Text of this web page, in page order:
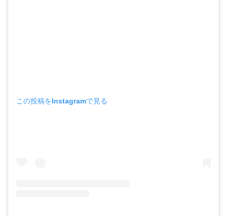
この投稿をInstagramで見る